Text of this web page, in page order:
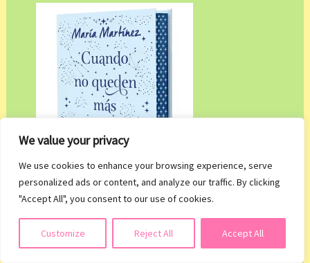
We value your privacy
We use cookies to enhance your browsing experience, serve
personalized ads or content, and analyze our traffic. By clicking
"Accept All", you consent to our use of cookies.
Customize Reject All Accept All
Título: Cuando no queden más estrellas
Suscribirse